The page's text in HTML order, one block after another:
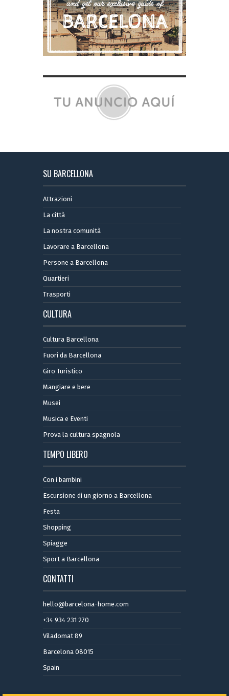
SU BARCELLONA
Attrazioni
La città
La nostra comunità
Lavorare a Barcellona
Persone a Barcellona
Quartieri
Trasporti
CULTURA
Cultura Barcellona
Fuori da Barcellona
Giro Turistico
Mangiare e bere
Musei
Musica e Eventi
Prova la cultura spagnola
TEMPO LIBERO
Con i bambini
Escursione di un giorno a Barcellona
Festa
Shopping
Spiagge
Sport a Barcellona
CONTATTI
hello@barcelona-home.com
+34 934 231 270
Viladomat 89
Barcelona 08015
Spain